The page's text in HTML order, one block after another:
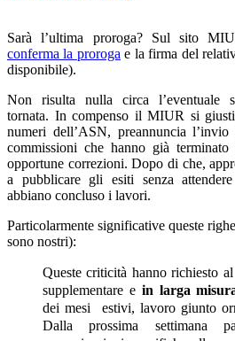
Sarà l’ultima proroga? Sul sito
conferma la proroga e la firma del
disponibile).
Non risulta nulla circa l’eventuale
tornata. In compenso il MIUR si
numeri dell’ASN, preannuncia
commissioni che hanno già
opportune correzioni. Dopo di che,
a pubblicare gli esiti senza
abbiano concluso i lavori.
Particolarmente significative queste
sono nostri):
Queste criticità hanno richiesto
supplementare e in larga
dei mesi estivi, lavoro giunto
Dalla prossima